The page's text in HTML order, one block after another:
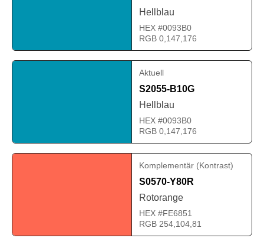
Hellblau
HEX #0093B0
RGB 0,147,176
Aktuell
S2055-B10G
Hellblau
HEX #0093B0
RGB 0,147,176
Komplementär (Kontrast)
S0570-Y80R
Rotorange
HEX #FE6851
RGB 254,104,81